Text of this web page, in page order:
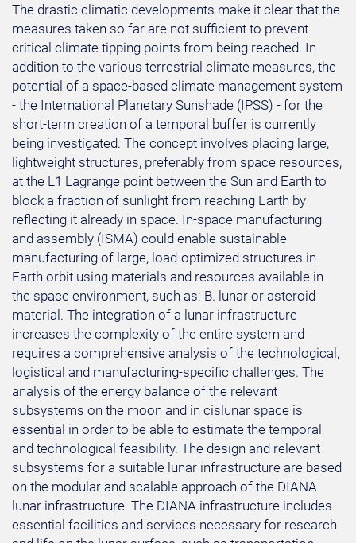
The drastic climatic developments make it clear that the
measures taken so far are not sufficient to prevent
critical climate tipping points from being reached. In
addition to the various terrestrial climate measures, the
potential of a space-based climate management system
- the International Planetary Sunshade (IPSS) - for the
short-term creation of a temporal buffer is currently
being investigated. The concept involves placing large,
lightweight structures, preferably from space resources,
at the L1 Lagrange point between the Sun and Earth to
block a fraction of sunlight from reaching Earth by
reflecting it already in space. In-space manufacturing
and assembly (ISMA) could enable sustainable
manufacturing of large, load-optimized structures in
Earth orbit using materials and resources available in
the space environment, such as: B. lunar or asteroid
material. The integration of a lunar infrastructure
increases the complexity of the entire system and
requires a comprehensive analysis of the technological,
logistical and manufacturing-specific challenges. The
analysis of the energy balance of the relevant
subsystems on the moon and in cislunar space is
essential in order to be able to estimate the temporal
and technological feasibility. The design and relevant
subsystems for a suitable lunar infrastructure are based
on the modular and scalable approach of the DIANA
lunar infrastructure. The DIANA infrastructure includes
essential facilities and services necessary for research